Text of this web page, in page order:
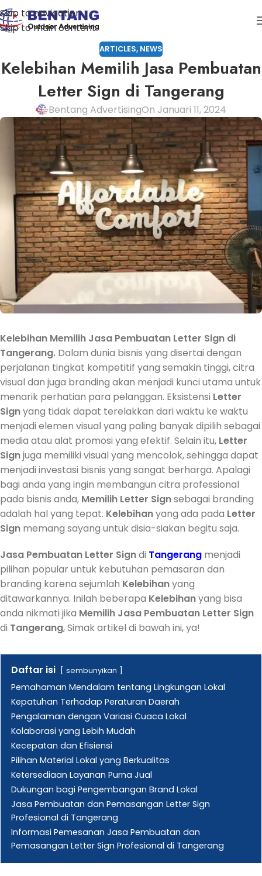
Skip to navigation
Skip to main content
ARTICLES, NEWS
Kelebihan Memilih Jasa Pembuatan
Letter Sign di Tangerang
Bentang AdvertisingOn Januari 11, 2024
Kelebihan Memilih Jasa Pembuatan Letter Sign di
Tangerang. Dalam dunia bisnis yang disertai dengan
perjalanan tingkat kompetitif yang semakin tinggi, citra
visual dan juga branding akan menjadi kunci utama untuk
menarik perhatian para pelanggan. Eksistensi Letter
Signyang tidak dapat terelakkan dari waktu ke waktu
menjadi elemen visual yang paling banyak dipilih sebagai
media atau alat promosi yang efektif. Selain itu, Letter
Signjuga memiliki visual yang mencolok, sehingga dapat
menjadi investasi bisnis yang sangat berharga. Apalagi
bagi anda yang ingin membangun citra professional
pada bisnis anda, Memilih Letter Signsebagai branding
adalah hal yang tepat. Kelebihanyang ada pada Letter
Sign memang sayang untuk disia-siakan begitu saja.
Jasa Pembuatan Letter Signdi Tangerang menjadi
pilihan popular untuk kebutuhan pemasaran dan
branding karena sejumlah Kelebihanyang
ditawarkannya. Inilah beberapa Kelebihanyang bisa
anda nikmati jika Memilih Jasa Pembuatan Letter Sign
di Tangerang, Simak artikel di bawah ini, ya!
Daftar isi sembunyikan
Pemahaman Mendalam tentang Lingkungan Lokal
Kepatuhan Terhadap Peraturan Daerah
Pengalaman dengan Variasi Cuaca Lokal
Kolaborasi yang Lebih Mudah
Kecepatan dan Efisiensi
Pilihan Material Lokal yang Berkualitas
Ketersediaan Layanan Purna Jual
Dukungan bagi Pengembangan Brand Lokal
Jasa Pembuatan dan Pemasangan Letter Sign
Profesional di Tangerang
Informasi Pemesanan Jasa Pembuatan dan
Pemasangan Letter Sign Profesional di Tangerang